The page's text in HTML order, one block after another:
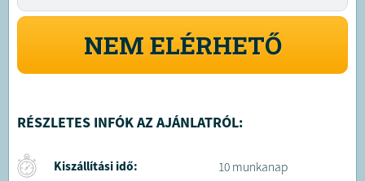
NEM ELÉRHETŐ
RÉSZLETES INFÓK AZ AJÁNLATRÓL:
Kiszállítási idő: 10 munkanap